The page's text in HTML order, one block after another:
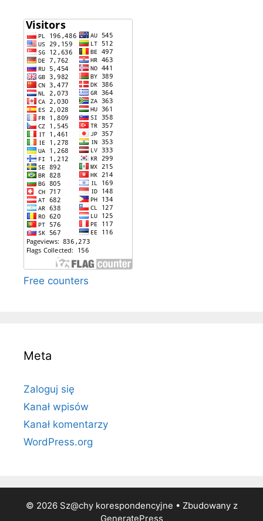
Free counters
Meta
Zaloguj się
Kanał wpisów
Kanał komentarzy
WordPress.org
© 2026 Sz@chy korespondencyjne • Zbudowany z
GeneratePress